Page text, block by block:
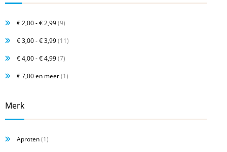
€ 2,00-€ 2,99(9)
€ 3,00-€ 3,99(11)
€ 4,00-€ 4,99(7)
€ 7,00en meer(1)
Merk
Aproten(1)